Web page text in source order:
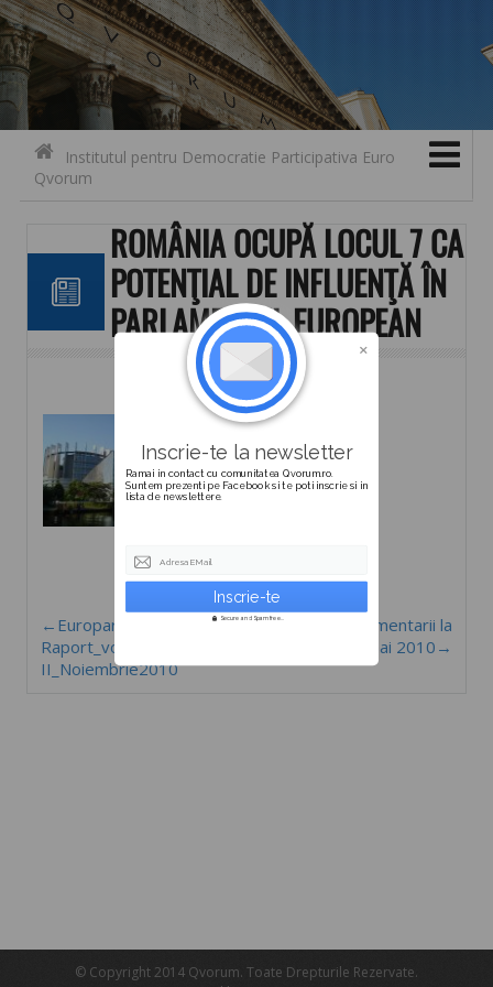
Contact
Skip to content
Institutul pentru Democratie Participativa Euro
Qvorum
ROMÂNIA OCUPĂ LOCUL 7 CA
POTENŢIAL DE INFLUENŢĂ ÎN
PARLAMENTUL EUROPEAN
←Europarlamentarii la
Raport_vol
II_Noiembrie2010
Europarlamentarii la
Raport_mai 2010→
© Copyright 2014 Qvorum. Toate Drepturile Rezervate.
Inscrie-te la newsletter
Ramai in contact cu comunitatea Qvorum.ro.
Suntem prezenti pe Facebook si te poti inscrie si in
lista de newslettere.
Adresa EMail
Secure and Spam free...